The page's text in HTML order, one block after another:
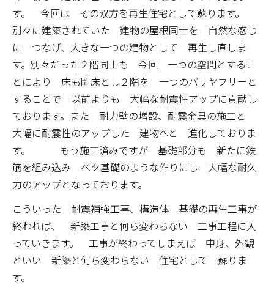
す。 今回は その双方を再生住宅として蘇ります。
別々に建築されていた 建物の屋根同士を 自然な感じ
に つなげ、大きな一つの建物として 再生し直しま
す。別々だった２階同士も 今回 一つの空間とするこ
とにより 床も剛床とし２階を 一つのバリヤフリーと
することで 以前よりも 大幅な耐震性アップに貢献し
ております。また 耐力壁の増設、耐震金具の施工と
大幅に耐震性のアップした 建物へと 進化しておりま
す。 もう施工済みですが 基礎部分も 新たに鉄
筋を組み込み ベタ基礎のような作りにし 大幅な耐久
力のアップとなっております。
こういった 耐震補強工事、構造体 基礎の再生工事が
終われば、 新築工事と何ら変わらない 工事工程に入
っていきます。 工事が終わってしまえば 中身、外観
といい 新築と何ら変わらない 住宅として 蘇りま
す。